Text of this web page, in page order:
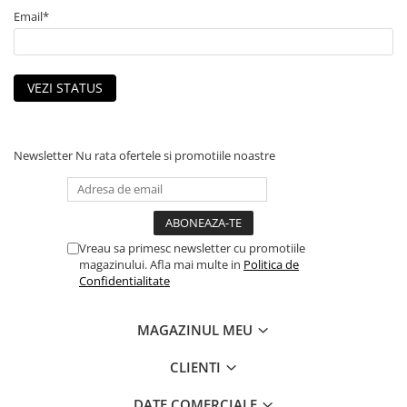
Email*
VEZI STATUS
Newsletter Nu rata ofertele si promotiile noastre
Vreau sa primesc newsletter cu promotiile
magazinului. Afla mai multe in Politica de
Confidentialitate
MAGAZINUL MEU
CLIENTI